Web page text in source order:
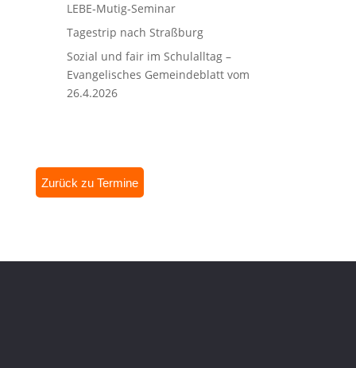
LEBE‑Mutig‑Seminar
Tagestrip nach Straßburg
Sozial und fair im Schulalltag –
Evangelisches Gemeindeblatt vom
26.4.2026
Zurück zu Termine